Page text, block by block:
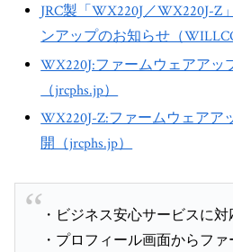
JRC製「WX220J／WX220J-
ンアップのお知らせ（
WX220J:ファームウェアアッ
（jrcphs.jp）
WX220J-Z:ファームウェアア
開（jrcphs.jp）
・ビジネス安心サービスに対
・プロフィール画面からフ